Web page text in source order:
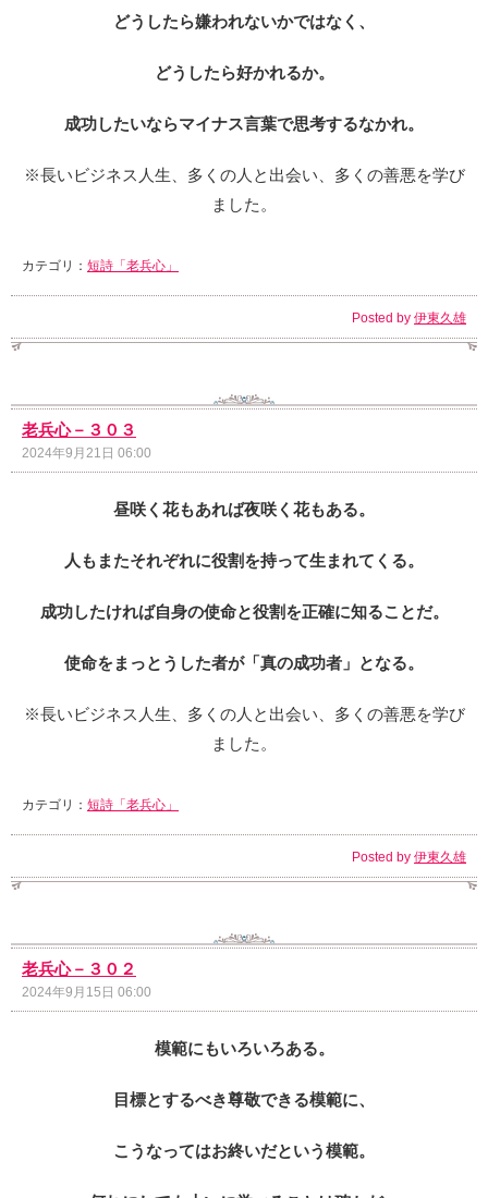
どうしたら嫌われないかではなく、
どうしたら好かれるか。
成功したいならマイナス言葉で思考するなかれ。
※長いビジネス人生、多くの人と出会い、多くの善悪を学び
ました。
カテゴリ： 短詩「老兵心」
Posted by 伊東久雄
老兵心－３０３
2024年9月21日 06:00
昼咲く花もあれば夜咲く花もある。
人もまたそれぞれに役割を持って生まれてくる。
成功したければ自身の使命と役割を正確に知ることだ。
使命をまっとうした者が「真の成功者」となる。
※長いビジネス人生、多くの人と出会い、多くの善悪を学び
ました。
カテゴリ： 短詩「老兵心」
Posted by 伊東久雄
老兵心－３０２
2024年9月15日 06:00
模範にもいろいろある。
目標とするべき尊敬できる模範に、
こうなってはお終いだという模範。